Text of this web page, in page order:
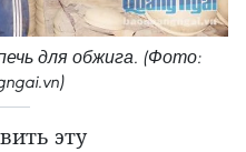
для обжига. (Фото:
эту